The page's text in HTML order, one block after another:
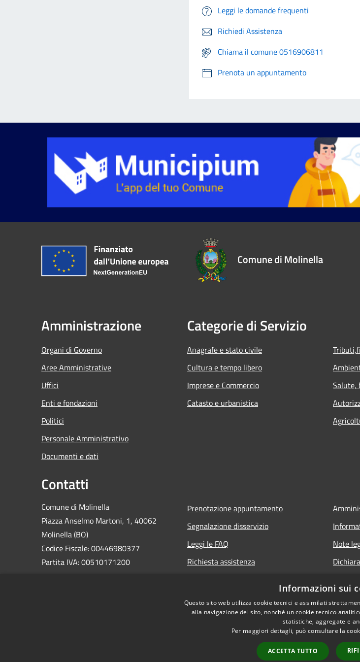
Leggi le domande frequenti
Richiedi Assistenza
Chiama il comune 0516906811
Prenota un appuntamento
Comune di Molinella
Amministrazione
Organi di Governo
Aree Amministrative
Uffici
Enti e fondazioni
Politici
Personale Amministrativo
Documenti e dati
Categorie di Servizio
Anagrafe e stato civile
Cultura e tempo libero
Imprese e Commercio
Catasto e urbanistica
Salute,
Contatti
Comune di Molinella
Piazza Anselmo Martoni, 1, 40062
Molinella (BO)
Codice Fiscale: 00446980377
Partita IVA: 00510171200
Prenotazione appuntamento
Segnalazione disservizio
Leggi le FAQ
Richiesta assistenza
Note
Informazioni sui
Questo sito web utilizza cookie tecnici e assimilati
alla navigazione del sito, nonché un cookie tecnico
statistiche, aggregate e
Per maggiori dettagli, può consultare la
ACCETTA TUTTO